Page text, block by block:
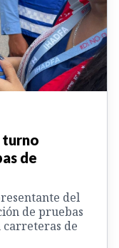
turno
de
del
de pruebas
carreteras de